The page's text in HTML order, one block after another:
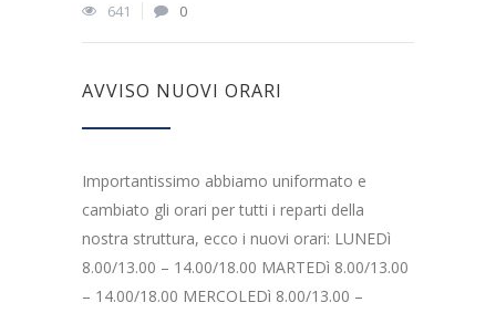
641
0
AVVISO NUOVI ORARI
Importantissimo abbiamo uniformato e
cambiato gli orari per tutti i reparti della
nostra struttura, ecco i nuovi orari: LUNEDì
8.00/13.00 – 14.00/18.00 MARTEDì 8.00/13.00
– 14.00/18.00 MERCOLEDì 8.00/13.00 –